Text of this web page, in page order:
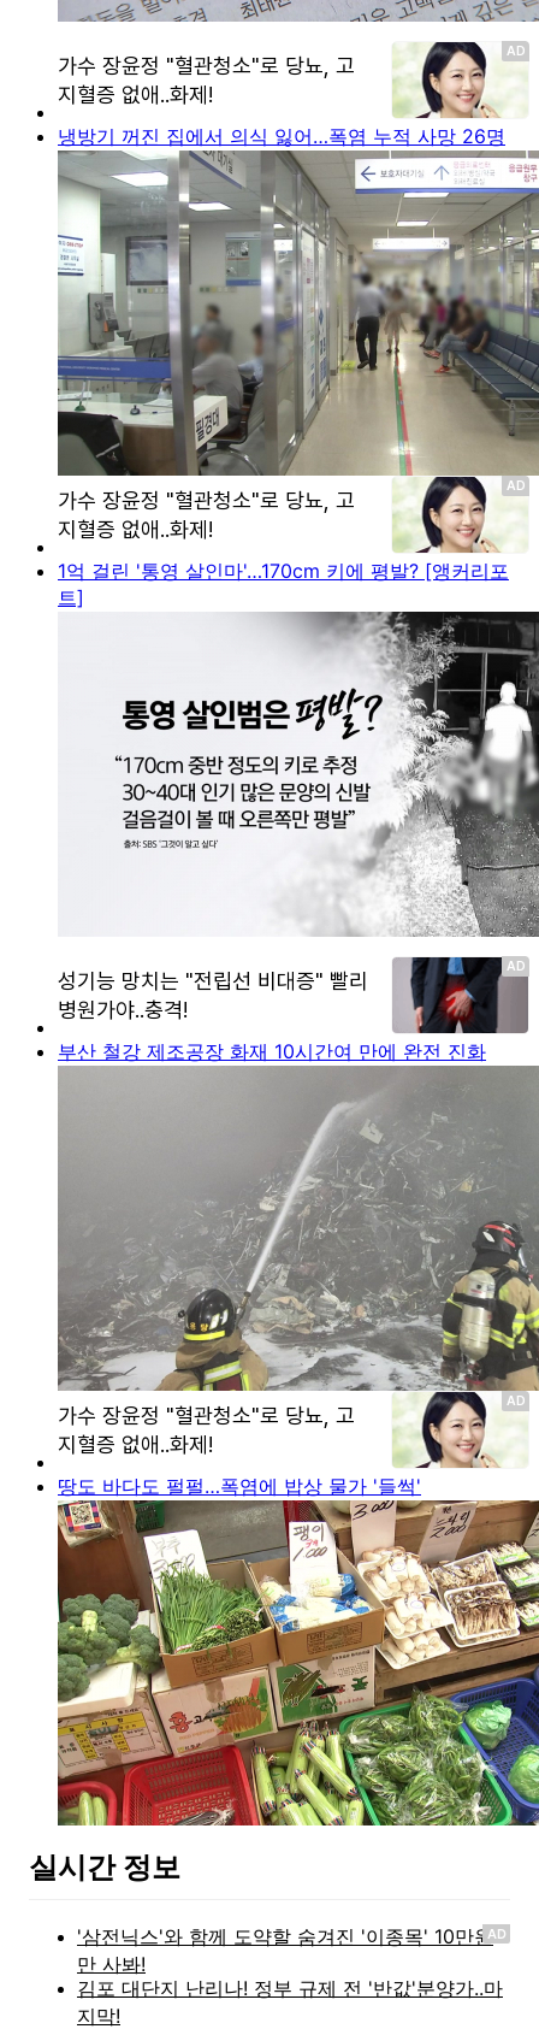
냉방기 꺼진 집에서 의식 잃어…폭염 누적 사망 26명
1억 걸린 '통영 살인마'…170cm 키에 평발? [앵커리포
트]
부산 철강 제조공장 화재 10시간여 만에 완전 진화
땅도 바다도 펄펄…폭염에 밥상 물가 '들썩'
실시간 정보
AD